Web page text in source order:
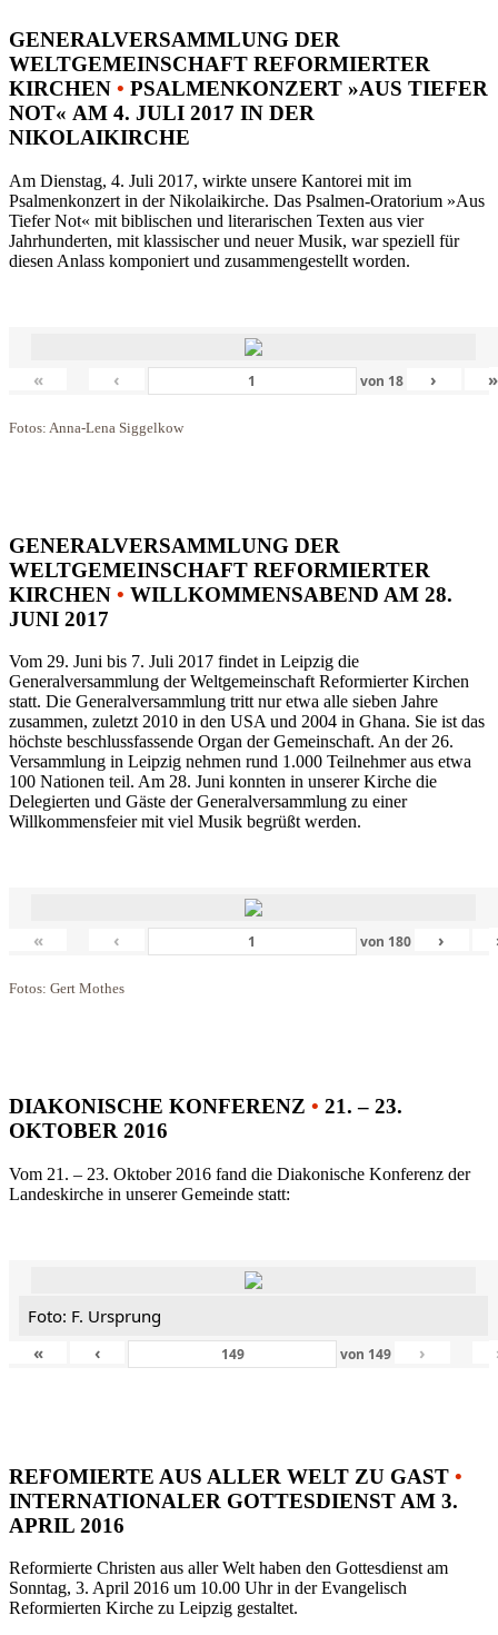
GENERALVERSAMMLUNG DER
WELTGEMEINSCHAFT REFORMIERTER
KIRCHEN • PSALMENKONZERT »AUS TIEFER
NOT« AM 4. JULI 2017 IN DER
NIKOLAIKIRCHE
Am Dienstag, 4. Juli 2017, wirkte unsere Kantorei mit im
Psalmenkonzert in der Nikolaikirche. Das Psalmen-Oratorium »Aus
Tiefer Not« mit biblischen und literarischen Texten aus vier
Jahrhunderten, mit klassischer und neuer Musik, war speziell für
diesen Anlass komponiert und zusammengestellt worden.
« ‹ von 18 › »
Fotos: Anna-Lena Siggelkow
GENERALVERSAMMLUNG DER
WELTGEMEINSCHAFT REFORMIERTER
KIRCHEN • WILLKOMMENSABEND AM 28.
JUNI 2017
Vom 29. Juni bis 7. Juli 2017 findet in Leipzig die
Generalversammlung der Weltgemeinschaft Reformierter Kirchen
statt. Die Generalversammlung tritt nur etwa alle sieben Jahre
zusammen, zuletzt 2010 in den USA und 2004 in Ghana. Sie ist das
höchste beschlussfassende Organ der Gemeinschaft. An der 26.
Versammlung in Leipzig nehmen rund 1.000 Teilnehmer aus etwa
100 Nationen teil. Am 28. Juni konnten in unserer Kirche die
Delegierten und Gäste der Generalversammlung zu einer
Willkommensfeier mit viel Musik begrüßt werden.
« ‹ von 180 ›
Fotos: Gert Mothes
DIAKONISCHE KONFERENZ • 21. – 23.
OKTOBER 2016
Vom 21. – 23. Oktober 2016 fand die Diakonische Konferenz der
Landeskirche in unserer Gemeinde statt:
Foto: F. Ursprung
«
‹ von 149 ›
REFOMIERTE AUS ALLER WELT ZU GAST •
INTERNATIONALER GOTTESDIENST AM 3.
APRIL 2016
Reformierte Christen aus aller Welt haben den Gottesdienst am
Sonntag, 3. April 2016 um 10.00 Uhr in der Evangelisch
Reformierten Kirche zu Leipzig gestaltet.